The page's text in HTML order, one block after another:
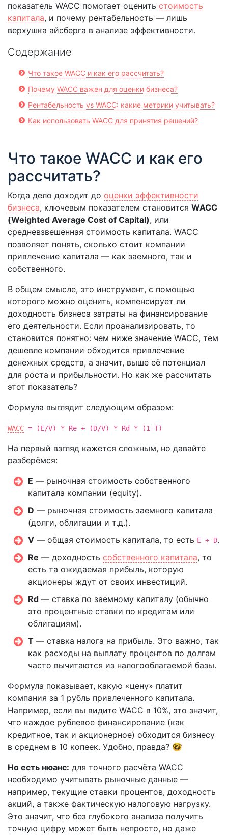
показатель WACC помогает оценить стоимость
капитала, и почему рентабельность — лишь
верхушка айсберга в анализе эффективности.
Содержание
Что такое WACC и как его рассчитать?
Почему WACC важен для оценки бизнеса?
Рентабельность vs WACC: какие метрики учитывать?
Как использовать WACC для принятия решений?
Что такое WACC и как его
рассчитать?
Когда дело доходит до оценки эффективности
бизнеса, ключевым показателем становится WACC
(Weighted Average Cost of Capital), или
средневзвешенная стоимость капитала. WACC
позволяет понять, сколько стоит компании
привлечение капитала — как заемного, так и
собственного.
В общем смысле, это инструмент, с помощью
которого можно оценить, компенсирует ли
доходность бизнеса затраты на финансирование
его деятельности. Если проанализировать, то
становится понятно: чем ниже значение WACC, тем
дешевле компании обходится привлечение
денежных средств, а значит, выше её потенциал
для роста и прибыльности. Но как же рассчитать
этот показатель?
Формула выглядит следующим образом:
WACC = (E/V) * Re + (D/V) * Rd * (1-T)
На первый взгляд кажется сложным, но давайте
разберёмся:
E — рыночная стоимость собственного
капитала компании (equity).
D — рыночная стоимость заемного капитала
(долги, облигации и т.д.).
V — общая стоимость капитала, то есть E + D.
Re — доходность собственного капитала, то
есть та ожидаемая прибыль, которую
акционеры ждут от своих инвестиций.
Rd — ставка по заемному капиталу (обычно
это процентные ставки по кредитам или
облигациям).
T — ставка налога на прибыль. Это важно, так
как расходы на выплату процентов по долгам
часто вычитаются из налогооблагаемой базы.
Формула показывает, какую «цену» платит
компания за 1 рубль привлеченного капитала.
Например, если вы видите WACC в 10%, это значит,
что каждое рублевое финансирование (как
кредитное, так и акционерное) обходится бизнесу
в среднем в 10 копеек. Удобно, правда? 🤓
Но есть нюанс: для точного расчёта WACC
необходимо учитывать рыночные данные —
например, текущие ставки процентов, доходность
акций, а также фактическую налоговую нагрузку.
Это значит, что без глубокого анализа получить
точную цифру может быть непросто, но даже